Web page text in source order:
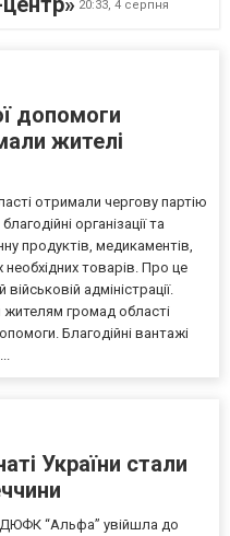
20:33, 4 серпня
допомоги
жителі
отримали чергову партію
організації та
продуктів, медикаментів,
необхідних товарів. Про це
адміністрації.
громад області
Благодійні вантажі
України стали
ДЮФК “Альфа” увійшла до